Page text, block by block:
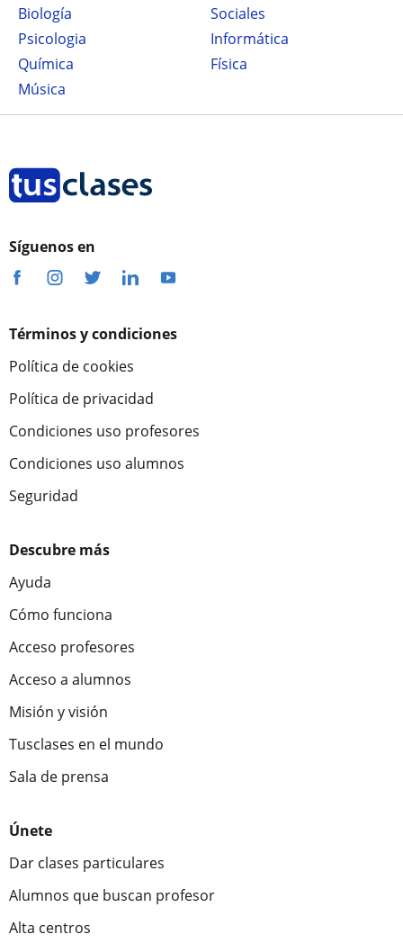
Biología
Sociales
Psicologia
Informática
Química
Física
Música
Síguenos en
Términos y condiciones
Política de cookies
Política de privacidad
Condiciones uso profesores
Condiciones uso alumnos
Seguridad
Descubre más
Ayuda
Cómo funciona
Acceso profesores
Acceso a alumnos
Misión y visión
Tusclases en el mundo
Sala de prensa
Únete
Dar clases particulares
Alumnos que buscan profesor
Alta centros